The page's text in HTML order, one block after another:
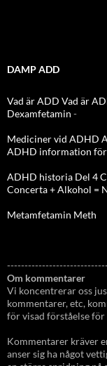
DAMP ADD
Vad är ADD Vad är
Dexamfetamin -
Mediciner vid ADHD
ADHD information
ADHD historia Del 4
Concerta + Alkohol =
Metamfetamin Meth
Om kommentarer
Vi koncentrerar oss
kommentarer, etc,
för visad förståelse för
Kommentarer kräver
anser sig ha något